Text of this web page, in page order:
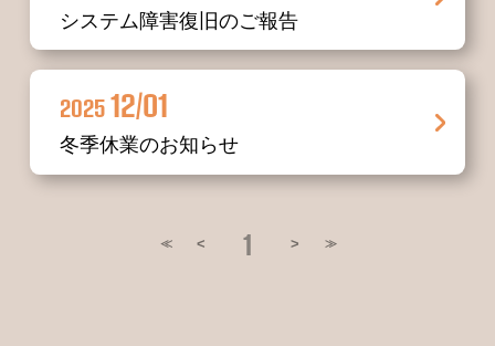
システム障害復旧のご報告
2025 12/01
冬季休業のお知らせ
≪ < 1 > ≫